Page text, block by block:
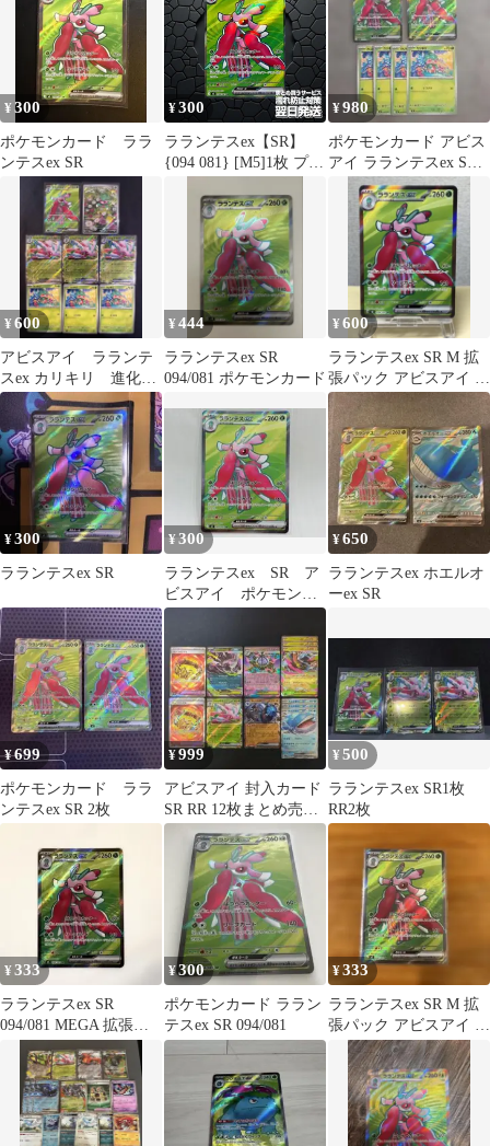
¥300
ポケモンカード ララ
ンテスex SR
¥300
ラランテスex【SR】
{094 081} [M5]1枚 プレ
¥980
ポケモンカード アビス
アイ ラランテスex SR
進化ライン カリキリ 6
¥600
アビスアイ ラランテ
スex カリキリ 進化ラ
イン ＳＲ他 合計8枚
¥444
ラランテスex SR
094/081 ポケモンカード
¥600
ラランテスex SR M 拡
張パック アビスアイ キ
ラ 094/081
¥300
ラランテスex SR
¥300
ラランテスex SR ア
ビスアイ ポケモンカ
ード
¥650
ラランテスex ホエルオ
ーex SR
¥699
ポケモンカード ララ
ンテスex SR 2枚
¥999
アビスアイ 封入カード
SR RR 12枚まとめ売り
ポケモン カード ゲーム
¥500
ラランテスex SR1枚
RR2枚
¥333
ラランテスex SR
094/081 MEGA 拡張パ
ック アビスアイ M5
¥300
ポケモンカード ララン
テスex SR 094/081
¥333
ラランテスex SR M 拡
張パック アビスアイ キ
ラ 094/081